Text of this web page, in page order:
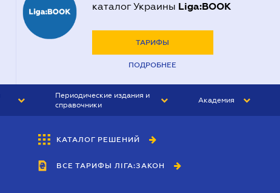
каталог Украины Liga:BOOK
ТАРИФЫ
ПОДРОБНЕЕ
Периодические издания и
справочники
БУХГАЛТЕР&ЗАКОН
ВЕСТНИК МСФО
Академия
КАТАЛОГ РЕШЕНИЙ
ВСЕ ТАРИФЫ ЛІГА:ЗАКОН